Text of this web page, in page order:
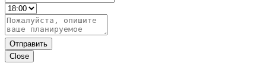
Отправить
Close